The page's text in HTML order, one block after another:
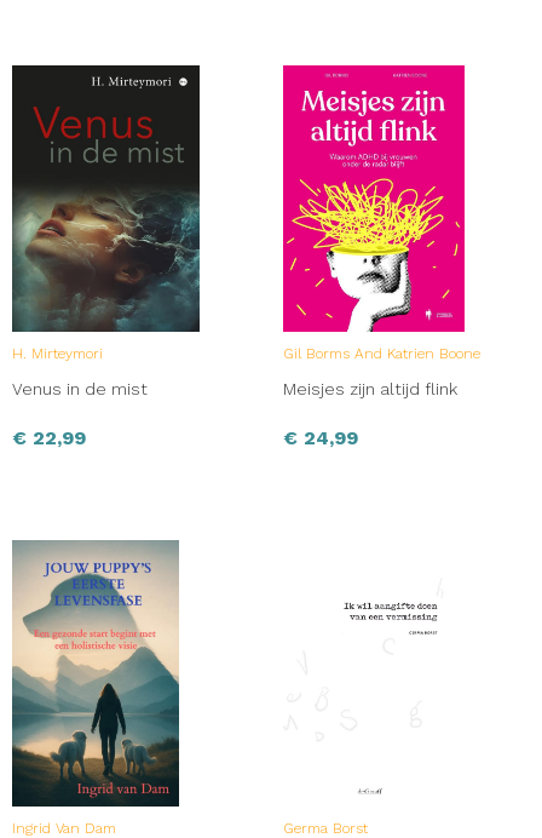
H. Mirteymori
Venus in de mist
€ 22,99
Gil Borms And Katrien Boone
Meisjes zijn altijd flink
€ 24,99
Ingrid Van Dam Germa Borst